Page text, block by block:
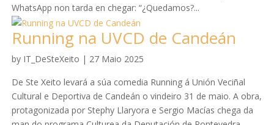
WhatsApp non tarda en chegar: “¿Quedamos?...
Running na UVCD de Candeán
by IT_DeSteXeito | 27 Maio 2025
De Ste Xeito levará a súa comedia Running á Unión Veciñal
Cultural e Deportiva de Candeán o vindeiro 31 de maio. A obra,
protagonizada por Stephy Llaryora e Sergio Macías chega da